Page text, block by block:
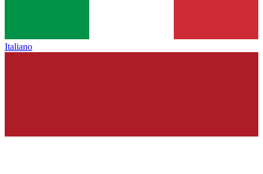
Italiano